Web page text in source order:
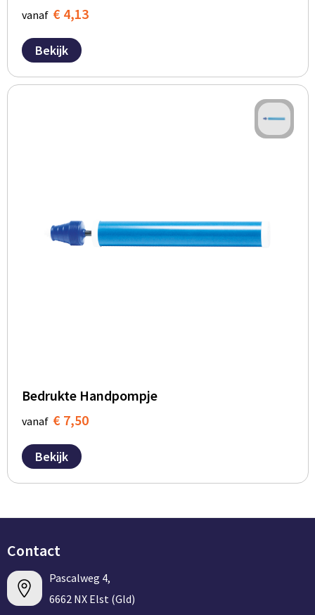
vanaf € 4,13
Bekijk
Bedrukte Handpompje
vanaf € 7,50
Bekijk
Contact
Pascalweg 4,
6662 NX Elst (Gld)